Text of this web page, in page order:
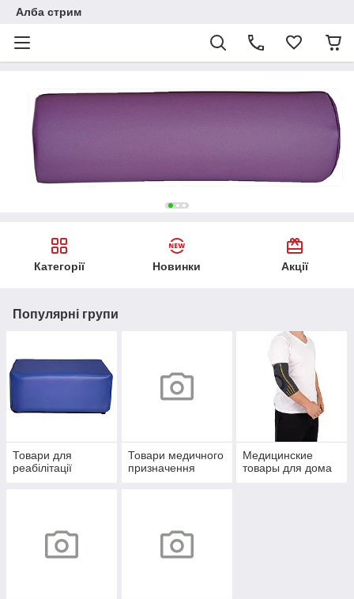
Алба стрим
Категорії Новинки Акції
Популярні групи
Товари для
реабілітації
Товари медичного
призначення
Медицинские
товары для дома